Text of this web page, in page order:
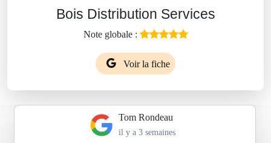
Bois Distribution Services
Note globale :
Voir la fiche
Tom Rondeau
il y a 3 semaines